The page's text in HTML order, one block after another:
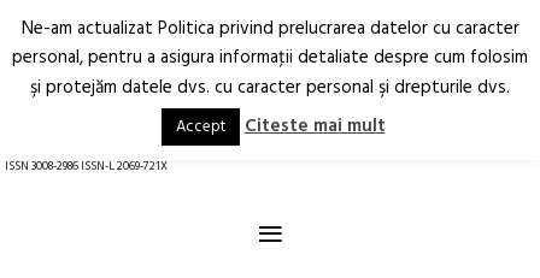
Arhitectură.
Oraș.
RO EN
ISSN 3008-2986 ISSN-L 2069-721X
≡
Ne-am actualizat Politica privind prelucrarea datelor cu caracter
personal, pentru a asigura informaţii detaliate despre cum folosim
şi protejăm datele dvs. cu caracter personal şi drepturile dvs.
Accept Citeste mai mult